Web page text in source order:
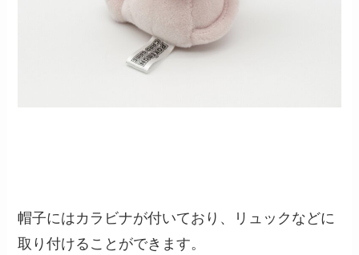
帽子にはカラビナが付いており、リュックなどに
取り付けることができます。